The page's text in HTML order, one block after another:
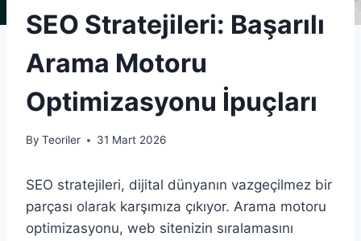
SEO Stratejileri: Başarılı
Arama Motoru
Optimizasyonu İpuçları
By Teoriler 31 Mart 2026
SEO stratejileri, dijital dünyanın vazgeçilmez bir
parçası olarak karşımıza çıkıyor. Arama motoru
optimizasyonu, web sitenizin sıralamasını